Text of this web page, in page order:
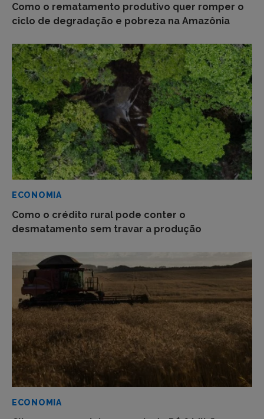
Como o rematamento produtivo quer romper o
ciclo de degradação e pobreza na Amazônia
ECONOMIA
Como o crédito rural pode conter o
desmatamento sem travar a produção
ECONOMIA